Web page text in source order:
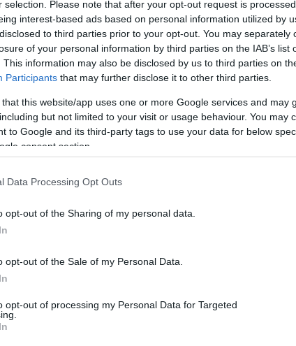
selection. Please note that after your opt-out request is
interest-based ads based on personal information utilized by
to third parties prior to your opt-out. You may separately
of your personal information by third parties on the IAB’s list
This information may also be disclosed by us to third parties on
Participants that may further disclose it to other third parties.
that this website/app uses one or more Google services and may
but not limited to your visit or usage behaviour. You may
to Google and its third-party tags to use your data for below
consent section.
Data Processing Opt Outs
opt-out of the Sharing of my personal data.
opt-out of the Sale of my Personal Data.
opt-out of processing my Personal Data for Targeted
της εκπομπής Σοφία Παπαϊωάννου είχε εκτενή
το θέμα του τραγικού ναυαγίου με μια μεγάλη
ενδελεχής ιστορική δημοσιογραφική έρευνα τον
μιντιακής εποχής το μισολησμονημένο ναυάγιο